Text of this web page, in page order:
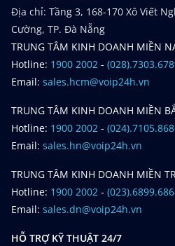
Địa chỉ: Tầng 3, 168-170 Xô Viết
Cường, TP. Đà Nẵng
TRUNG TÂM KINH DOANH MIỀN
Hotline: 1900 2002 -
Email: sales.hcm@voip24h.vn
TRUNG TÂM KINH DOANH MIỀN
Hotline: 1900 2002 -
Email: sales.hn@voip24h.vn
TRUNG TÂM KINH DOANH MIỀN
Hotline: 1900 2002 -
Email: sales.dn@voip24h.vn
HỖ TRỢ KỸ THUẬT 24/7